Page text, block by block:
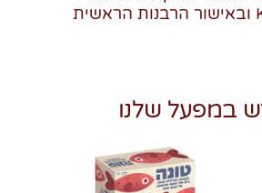
בהשגחת משולש K ובאישור הרבנות הראשית
במפעל שלנו